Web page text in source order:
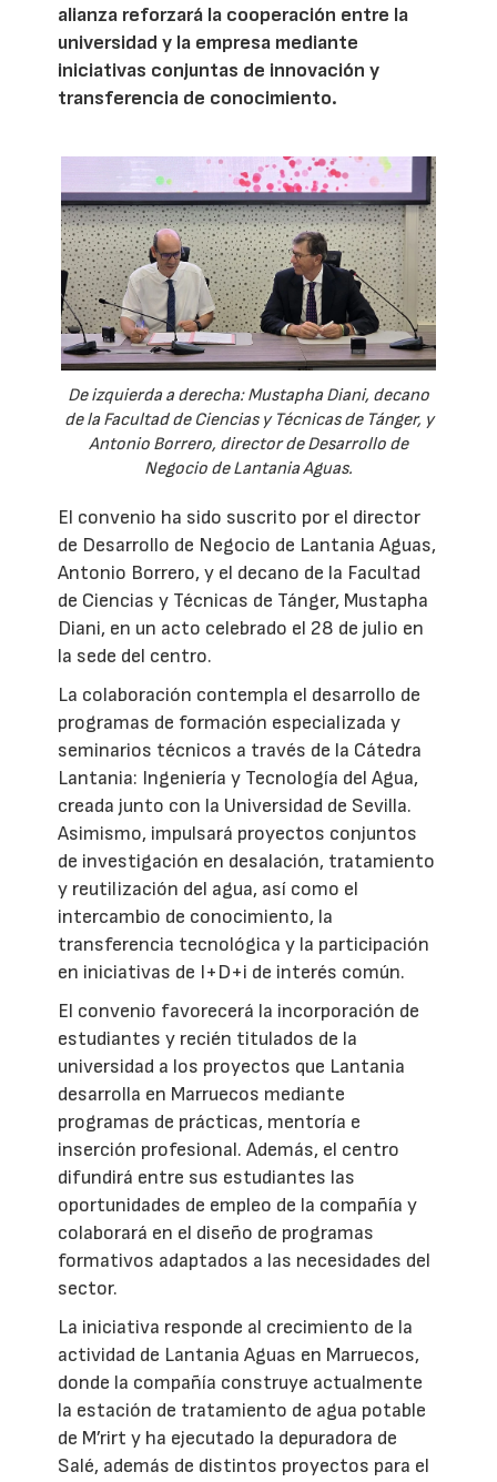
alianza reforzará la cooperación entre la
universidad y la empresa mediante
iniciativas conjuntas de innovación y
transferencia de conocimiento.
De izquierda a derecha: Mustapha Diani, decano
de la Facultad de Ciencias y Técnicas de Tánger, y
Antonio Borrero, director de Desarrollo de
Negocio de Lantania Aguas.
El convenio ha sido suscrito por el director
de Desarrollo de Negocio de Lantania Aguas,
Antonio Borrero, y el decano de la Facultad
de Ciencias y Técnicas de Tánger, Mustapha
Diani, en un acto celebrado el 28 de julio en
la sede del centro.
La colaboración contempla el desarrollo de
programas de formación especializada y
seminarios técnicos a través de la Cátedra
Lantania: Ingeniería y Tecnología del Agua,
creada junto con la Universidad de Sevilla.
Asimismo, impulsará proyectos conjuntos
de investigación en desalación, tratamiento
y reutilización del agua, así como el
intercambio de conocimiento, la
transferencia tecnológica y la participación
en iniciativas de I+D+i de interés común.
El convenio favorecerá la incorporación de
estudiantes y recién titulados de la
universidad a los proyectos que Lantania
desarrolla en Marruecos mediante
programas de prácticas, mentoría e
inserción profesional. Además, el centro
difundirá entre sus estudiantes las
oportunidades de empleo de la compañía y
colaborará en el diseño de programas
formativos adaptados a las necesidades del
sector.
La iniciativa responde al crecimiento de la
actividad de Lantania Aguas en Marruecos,
donde la compañía construye actualmente
la estación de tratamiento de agua potable
de M’rirt y ha ejecutado la depuradora de
Salé, además de distintos proyectos para el